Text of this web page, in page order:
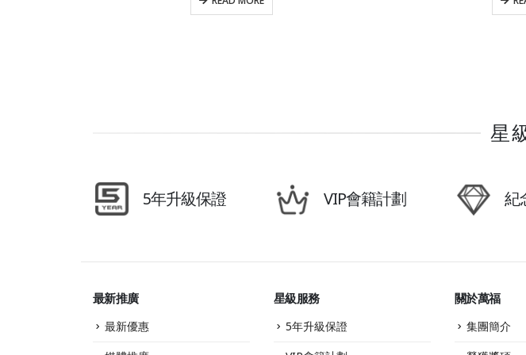
星
5年升級保證 VIP會籍計劃 紀
最新推廣
最新優惠
星級服務
5年升級保證
關於萬福
集團簡介